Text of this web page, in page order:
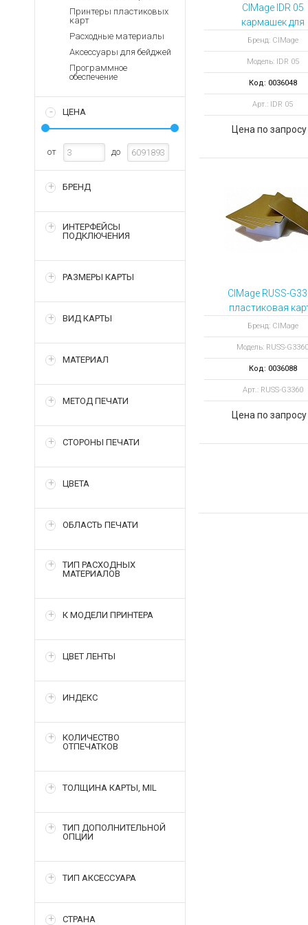
Запасные
Терминалы
оплаты
Архивные
Аккумуляторы для
Зарядные устройства
Архивные товары
Принтеры пластиковых
карт
Расходные материалы
Аксессуары для бейджей
Программное
обеспечение
ЦЕНА
от до
БРЕНД
ИНТЕРФЕЙСЫ
ПОДКЛЮЧЕНИЯ
РАЗМЕРЫ КАРТЫ
ВИД КАРТЫ
МАТЕРИАЛ
МЕТОД ПЕЧАТИ
СТОРОНЫ ПЕЧАТИ
ЦВЕТА
ОБЛАСТЬ ПЕЧАТИ
ТИП РАСХОДНЫХ
МАТЕРИАЛОВ
К МОДЕЛИ ПРИНТЕРА
ЦВЕТ ЛЕНТЫ
ИНДЕКС
КОЛИЧЕСТВО
ОТПЕЧАТКОВ
ТОЛЩИНА КАРТЫ, MIL
ТИП ДОПОЛНИТЕЛЬНОЙ
ОПЦИИ
ТИП АКСЕССУАРА
СТРАНА
CIMage IDR 05
кармашек для
бейджей и
пластиковых
мягкий
Бренд: CIMage
Модель: IDR 05
Код: 0036048
Арт.: IDR 05
Цена по запросу
CIMage RUSS-
пластиковая
Бренд: CIMage
Модель: RUSS-G3360
Код: 0036088
Арт.: RUSS-G3360
Цена по запросу